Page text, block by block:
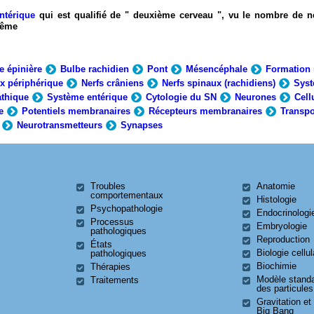
qui est qualifié de " deuxième cerveau ", vu le nombre de
épinière Bulbe rachidien Pont Mésencéphale
Formation
périphérique
Nerfs crâniens Nerfs spinaux (rachidiens)
Système entérique Cytologie du SN Neurones
Potentiels membranaires Récepteurs membranaires
Neurotransmetteurs
Synapses
Troubles
comportementaux
Psychopathologie
Processus
pathologiques
États
pathologiques
Thérapies
Traitements
Anatomie
Histologie
Embryologie
Reproduction
Biologie
Biochimie
Modèle
des particules
Gravitation et
Big Bang